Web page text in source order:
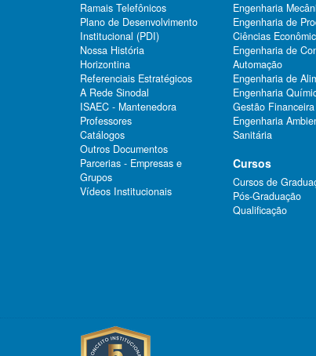
Ramais Telefônicos
Plano de Desenvolvimento
Institucional (PDI)
Nossa História
Horizontina
Referenciais Estratégicos
A Rede Sinodal
ISAEC - Mantenedora
Professores
Catálogos
Outros Documentos
Parcerias - Empresas e
Grupos
Vídeos Institucionais
Engenharia
Engenharia de
Ciências
Engenharia de
Automação
Engenharia de
Engenharia
Gestão Financeira
Engenharia
Sanitária
Cursos
Cursos de
Pós-Graduação
Qualificação